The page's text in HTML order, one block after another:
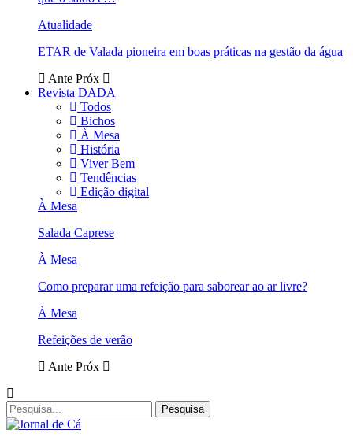
Atualidade
ETAR de Valada pioneira em boas práticas na gestão da água
Ante Próx
Revista DADA
Todos
Bichos
À Mesa
História
Viver Bem
Tendências
Edição digital
À Mesa
Salada Caprese
À Mesa
Como preparar uma refeição para saborear ao ar livre?
À Mesa
Refeições de verão
Ante Próx